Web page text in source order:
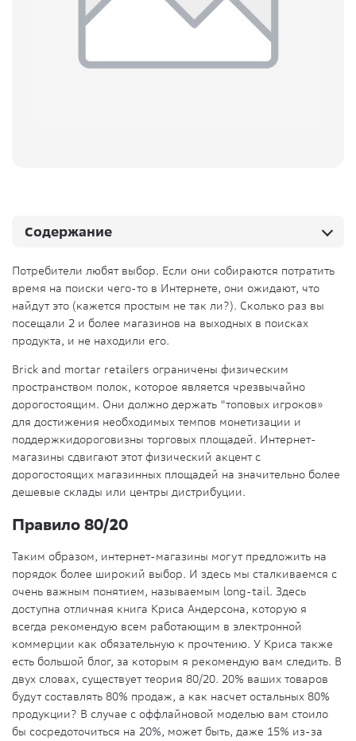
Потребители любят выбор. Если они собираются потратить
время на поиски чего-то в Интернете, они ожидают, что
найдут это (кажется простым не так ли?). Сколько раз вы
посещали 2 и более магазинов на выходных в поисках
продукта, и не находили его.
Brick and mortar retailers ограничены физическим
пространством полок, которое является чрезвычайно
дорогостоящим. Они должно держать "топовых игроков»
для достижения необходимых темпов монетизации и
поддержкидороговизны торговых площадей. Интернет-
магазины сдвигают этот физический акцент с
дорогостоящих магазинных площадей на значительно более
дешевые склады или центры дистрибуции.
Правило 80/20
Таким образом, интернет-магазины могут предложить на
порядок более широкий выбор. И здесь мы сталкиваемся с
очень важным понятием, называемым long-tail. Здесь
доступна отличная книга Криса Андерсона, которую я
всегда рекомендую всем работающим в электронной
коммерции как обязательную к прочтению. У Криса также
есть большой блог, за которым я рекомендую вам следить. В
двух словах, существует теория 80/20. 20% ваших товаров
будут составлять 80% продаж, а как насчет остальных 80%
продукции? В случае с оффлайновой моделью вам стоило
бы сосредоточиться на 20%, может быть, даже 15% из-за
Содержание